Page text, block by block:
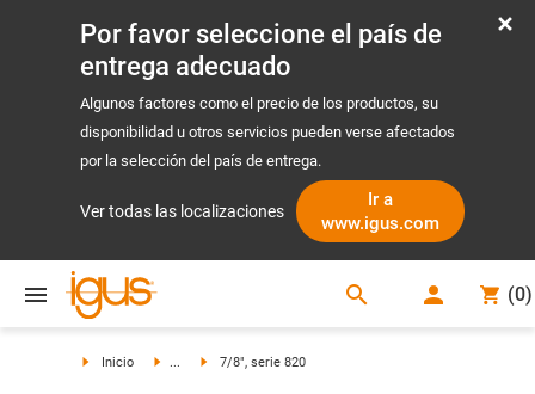
Por favor seleccione el país de
entrega adecuado
Algunos factores como el precio de los productos, su
disponibilidad u otros servicios pueden verse afectados
por la selección del país de entrega.
Ver todas las localizaciones
Ir a
www.igus.com
search (0)
Inicio ... 7/8", serie 820